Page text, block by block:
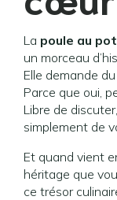
La poule au pot
un morceau
Elle demande
Parce que oui,
Libre de
simplement de
Et quand vient
héritage que
ce trésor